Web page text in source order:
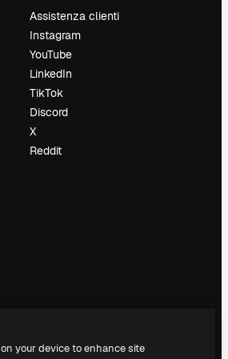
Assistenza clienti
Instagram
YouTube
LinkedIn
TikTok
Discord
X
Reddit
your device to enhance site